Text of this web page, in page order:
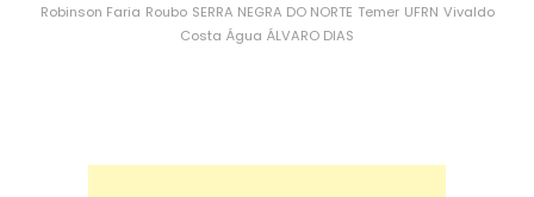
Robinson Faria Roubo SERRA NEGRA DO NORTE Temer UFRN Vivaldo
Costa Água ÁLVARO DIAS